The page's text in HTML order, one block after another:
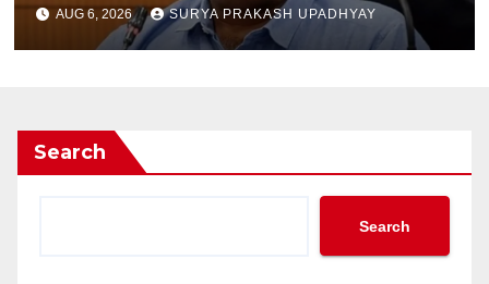
AUG 6, 2026 SURYA PRAKASH UPADHYAY
Search
Search